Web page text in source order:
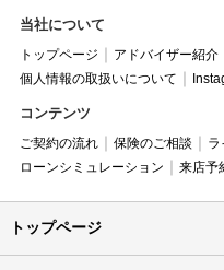
当社について
トップページ アドバイザー紹介
個人情報の取扱いについて
コンテンツ
ご契約の流れ 保険のご相談 ラ
ローンシミュレーション
来店予
トップページ